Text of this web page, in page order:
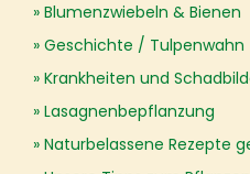
Blumenzwiebeln & Bienen
Geschichte / Tulpenwahn
Krankheiten und
Lasagnenbepflanzung
Naturbelassene Rezepte